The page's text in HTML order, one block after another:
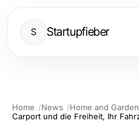
S Startupfieber
Home News
Home and Garden